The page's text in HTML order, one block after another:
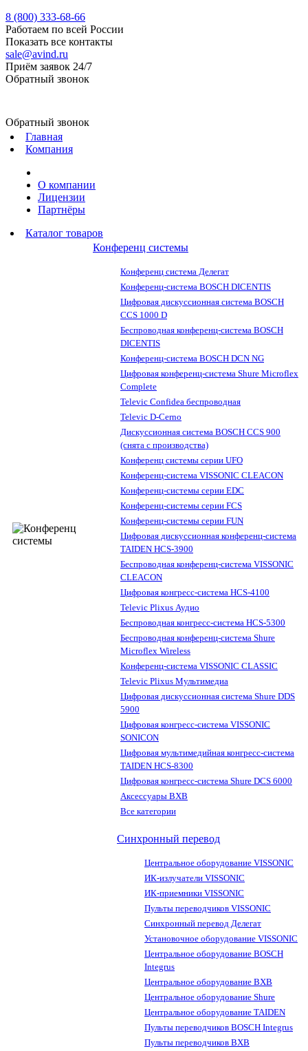
8 (800) 333-68-66
Работаем по всей России
Показать все контакты
sale@avind.ru
Приём заявок 24/7
Обратный звонок
Обратный звонок
Главная
Компания
О компании
Лицензии
Партнёры
Каталог товаров
Конференц системы
Конференц система Делегат
Конференц-система BOSCH DICENTIS
Цифровая дискуссионная система BOSCH
CCS 1000 D
Беспроводная конференц-система BOSCH
DICENTIS
Конференц-система BOSCH DCN NG
Цифровая конференц-система Shure Microflex
Complete
Televic Confidea беспроводная
Televic D-Cerno
Дискуссионная система BOSCH CCS 900
(снята с производства)
Конференц системы серии UFO
Конференц-система VISSONIC CLEACON
Конференц-системы серии EDC
Конференц-системы серии FCS
Конференц-системы серии FUN
Цифровая дискуссионная конференц-система
TAIDEN HCS-3900
Беспроводная конференц-система VISSONIC
CLEACON
Цифровая конгресс-система HCS-4100
Televic Plixus Аудио
Беспроводная конгресс-система HCS-5300
Беспроводная конференц-система Shure
Microflex Wireless
Конференц-система VISSONIC CLASSIC
Televic Plixus Мультимедиа
Цифровая дискуссионная система Shure DDS
5900
Цифровая конгресс-система VISSONIC
SONICON
Цифровая мультимедийная конгресс-система
TAIDEN HCS-8300
Цифровая конгресс-система Shure DCS 6000
Аксессуары BXB
Все категории
Синхронный перевод
Центральное оборудование VISSONIC
ИК-излучатели VISSONIC
ИК-приемники VISSONIC
Пульты переводчиков VISSONIC
Синхронный перевод Делегат
Установочное оборудование VISSONIC
Центральное оборудование BOSCH
Integrus
Центральное оборудование BXB
Центральное оборудование Shure
Центральное оборудование TAIDEN
Пульты переводчиков BOSCH Integrus
Пульты переводчиков BXB